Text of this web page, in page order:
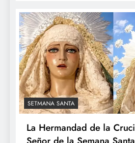
SETMANA SANTA
La Hermandad de la